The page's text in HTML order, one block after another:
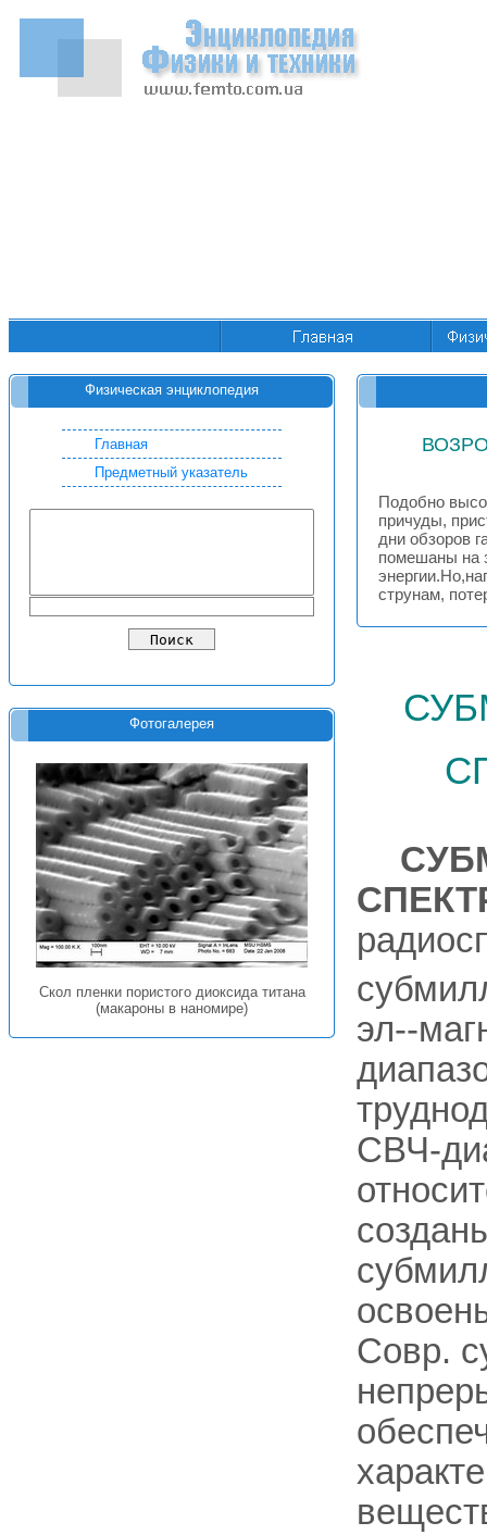
Физическая энциклопедия
Главная
Предметный указатель
Фотогалерея
Скол пленки пористого диоксида титана
(макароны в наномире)
Подобно
причуды,
дни обзоров
помешаны на
струнам,
эл--
СВЧ-
Совр.